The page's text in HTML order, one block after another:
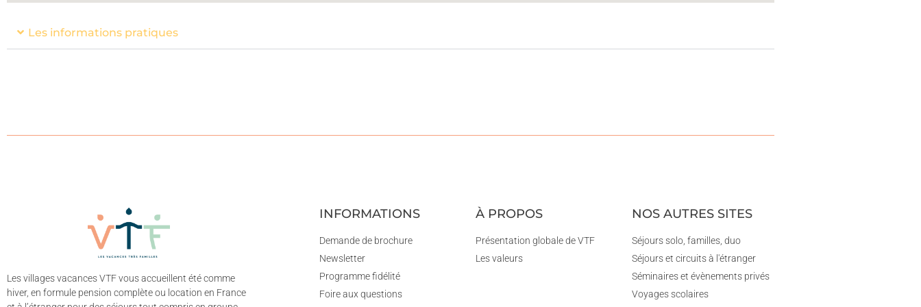
Les informations pratiques
Les villages vacances VTF vous accueillent été comme
hiver, en formule pension complète ou location en France
INFORMATIONS
Demande de brochure
Newsletter
Programme fidélité
Foire aux questions
À PROPOS
Présentation globale de VTF
Les valeurs
NOS AUTRES SITES
Séjours solo, familles, duo
Séjours et circuits à l'étranger
Séminaires et évènements privés
Voyages scolaires